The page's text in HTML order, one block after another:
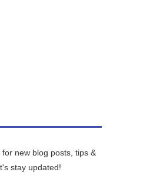
new blog posts, tips &
stay updated!